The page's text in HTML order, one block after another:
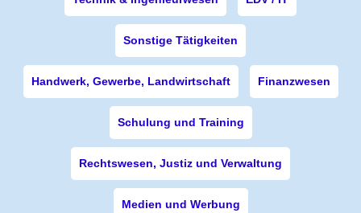
Sonstige Tätigkeiten
Handwerk, Gewerbe, Landwirtschaft Finanzwesen
Schulung und Training
Rechtswesen, Justiz und Verwaltung
Medien und Werbung